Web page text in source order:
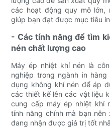
các hoạt động quy mô
giúp bạn đạt được mục tiêu
- Các tính năng để tìm
nén chất lượng cao
Máy ép nhiệt khí nén là
nghiệp trong ngành in
dụng không khí nén để áp
các thiết kế lên các vật liệu
cung cấp máy ép nhiệt khí
tính năng chính mà bạn
đang nhận được giá trị tốt